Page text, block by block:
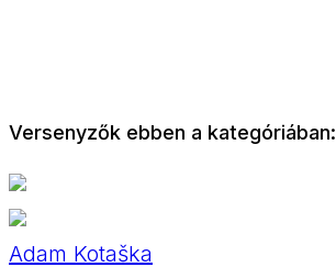
Versenyzők ebben a kategóriában:
Adam Kotaška